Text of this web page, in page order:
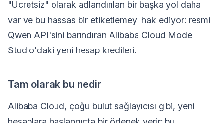
"Ücretsiz" olarak adlandırılan bir başka yol daha
var ve bu hassas bir etiketlemeyi hak ediyor: resmi
Qwen API'sini barındıran Alibaba Cloud Model
Studio'daki yeni hesap kredileri.
Tam olarak bu nedir
Alibaba Cloud, çoğu bulut sağlayıcısı gibi, yeni